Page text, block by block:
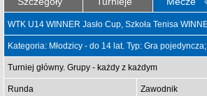
WTK U14 WINNER Jasło Cup, Szkoła Tenisa
Kategoria: Młodzicy - do 14 lat. Typ: Gra
Turniej główny. Grupy - każdy z każdym
Runda Zawodnik